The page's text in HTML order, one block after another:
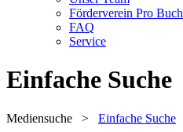
Förderverein Pro Buch
FAQ
Service
Einfache Suche
Mediensuche > Einfache Suche